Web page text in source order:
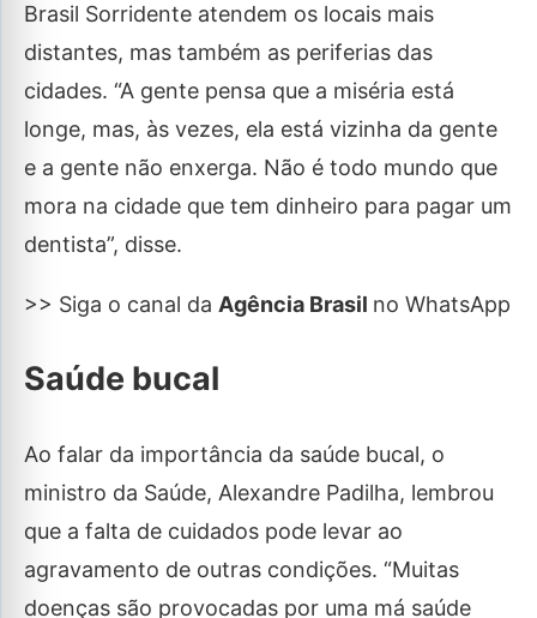
Brasil Sorridente atendem os locais mais
distantes, mas também as periferias das
cidades. “A gente pensa que a miséria está
longe, mas, às vezes, ela está vizinha da gente
e a gente não enxerga. Não é todo mundo que
mora na cidade que tem dinheiro para pagar um
dentista”, disse.
>> Siga o canal da Agência Brasil no WhatsApp
Saúde bucal
Ao falar da importância da saúde bucal, o
ministro da Saúde, Alexandre Padilha, lembrou
que a falta de cuidados pode levar ao
agravamento de outras condições. “Muitas
doenças são provocadas por uma má saúde